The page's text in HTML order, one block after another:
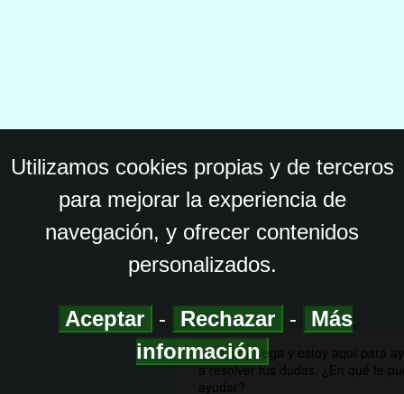
Utilizamos cookies propias y de terceros
para mejorar la experiencia de
navegación, y ofrecer contenidos
personalizados.
Aceptar - Rechazar -
Más
información